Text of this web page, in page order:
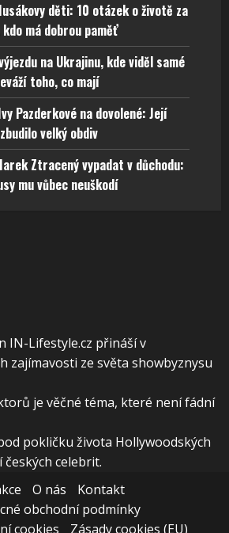
děti: 10 otázek o životě za
má dobrou paměť
na Ukrajinu, kde viděl samé
toho, co mají
Pazderkové na dovolené: Její
velký obdiv
Ztracený vypadat v důchodu:
mu vůbec neuškodí
IN-Lifestyle.cz přináší v
zajímavosti ze světa showbyznysu
je věčné téma, které není fádní
pokličku života Hollywoodských
celebrit.
O nás
Kontakt
obchodní podmínky
cookies
Zásady cookies (EU)